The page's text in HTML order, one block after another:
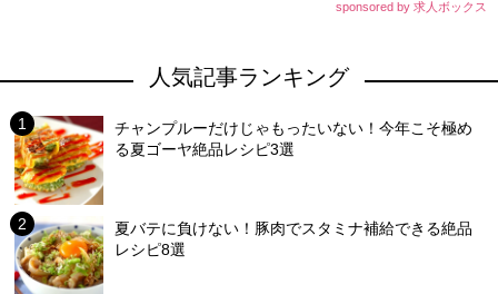
sponsored by 求人ボックス
人気記事ランキング
チャンプルーだけじゃもったいない！今年こそ極め
る夏ゴーヤ絶品レシピ3選
夏バテに負けない！豚肉でスタミナ補給できる絶品
レシピ8選